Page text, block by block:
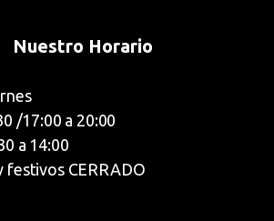
Nuestro Horario
/17:00 a 20:00
a 14:00
festivos CERRADO